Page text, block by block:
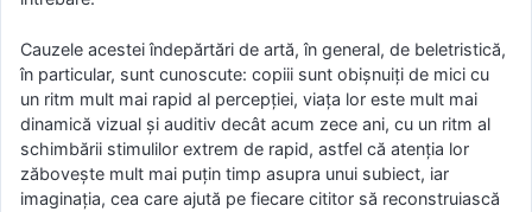
Cauzele acestei îndepărtări de artă, în general, de beletristică,
în particular, sunt cunoscute: copiii sunt obișnuiți de mici cu
un ritm mult mai rapid al percepției, viața lor este mult mai
dinamică vizual și auditiv decât acum zece ani, cu un ritm al
schimbării stimulilor extrem de rapid, astfel că atenția lor
zăbovește mult mai puțin timp asupra unui subiect, iar
imaginația, cea care ajută pe fiecare cititor să reconstruiască